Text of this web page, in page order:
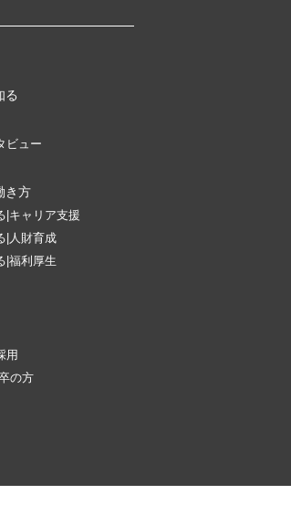
る
ビュー
き方
|キャリア支援
|人財育成
|福利厚生
用
の方